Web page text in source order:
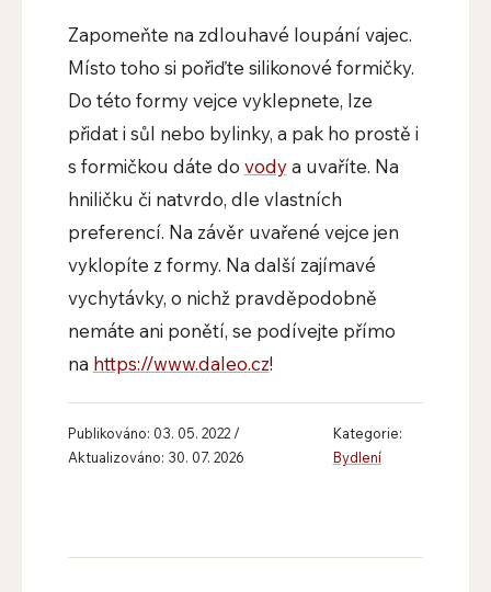
Zapomeňte na zdlouhavé loupání vajec.
Místo toho si pořiďte silikonové formičky.
Do této formy vejce vyklepnete, lze
přidat i sůl nebo bylinky, a pak ho prostě i
s formičkou dáte do vodya uvaříte. Na
hniličku či natvrdo, dle vlastních
preferencí. Na závěr uvařené vejce jen
vyklopíte z formy. Na další zajímavé
vychytávky, o nichž pravděpodobně
nemáte ani ponětí, se podívejte přímo
na https://www.daleo.cz!
Publikováno: 03. 05. 2022 /
Aktualizováno: 30. 07. 2026
Kategorie:
Bydlení